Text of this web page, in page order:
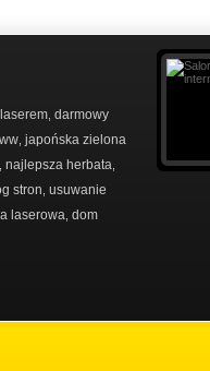
darmowy
japońska zielona
najlepsza herbata
stron usuwanie
laserowa dom